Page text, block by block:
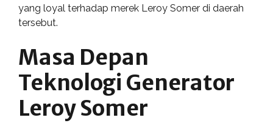
yang loyal terhadap merek Leroy Somer di daerah
tersebut.
Masa Depan
Teknologi Generator
Leroy Somer